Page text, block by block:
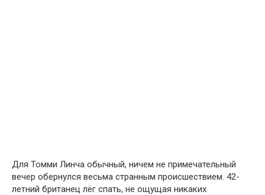
Для Томми Линча обычный, ничем не примечательный
вечер обернулся весьма странным происшествием. 42-
летний британец лёг спать, не ощущая никаких